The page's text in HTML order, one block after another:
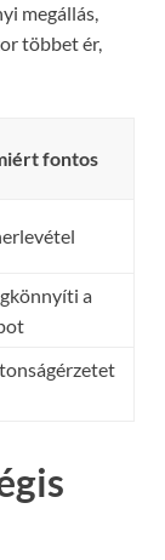
megállás,
többet ér,
fontos
a